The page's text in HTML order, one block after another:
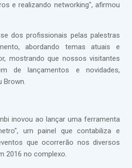
e realizando networking", afirmou
dos profissionais pelas palestras
abordando temas atuais e
mostrando que nossos visitantes
de lançamentos e novidades,
Brown.
inovou ao lançar uma ferramenta
um painel que contabiliza e
que ocorrerão nos diversos
2016 no complexo.